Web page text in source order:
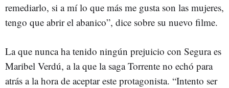
remediarlo, si a mí lo que más me gusta son las mujeres,
tengo que abrir el abanico”, dice sobre su nuevo filme.
La que nunca ha tenido ningún prejuicio con Segura es
Maribel Verdú, a la que la saga Torrente no echó para
atrás a la hora de aceptar este protagonista. “Intento ser